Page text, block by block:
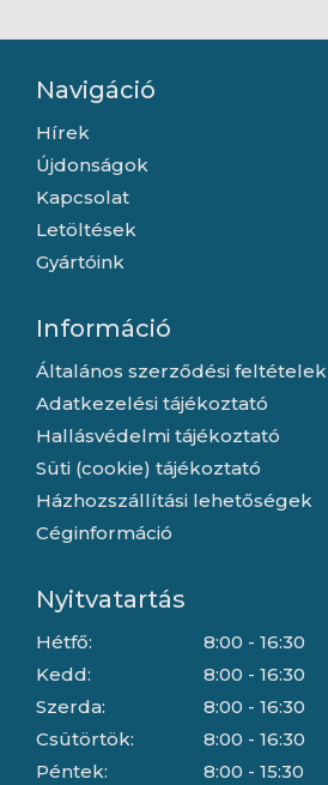
Navigáció
Hírek
Újdonságok
Kapcsolat
Letöltések
Gyártóink
Információ
Általános szerződési feltételek
Adatkezelési tájékoztató
Hallásvédelmi tájékoztató
Süti (cookie) tájékoztató
Házhozszállítási lehetőségek
Céginformáció
Nyitvatartás
Hétfő:
Kedd:
Szerda:
Csütörtök:
Péntek:
8:00 - 16:30
8:00 - 16:30
8:00 - 16:30
8:00 - 16:30
8:00 - 15:30